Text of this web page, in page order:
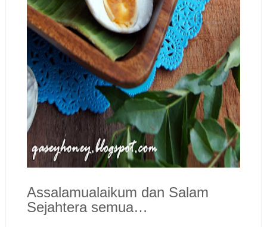
Assalamualaikum dan Salam
Sejahtera semua…